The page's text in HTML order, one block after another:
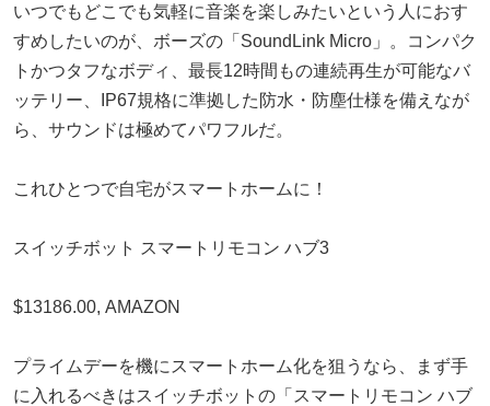
いつでもどこでも気軽に音楽を楽しみたいという人におす
すめしたいのが、ボーズの「SoundLink Micro」。コンパク
トかつタフなボディ、最長12時間もの連続再生が可能なバ
ッテリー、IP67規格に準拠した防水・防塵仕様を備えなが
ら、サウンドは極めてパワフルだ。
これひとつで自宅がスマートホームに！
スイッチボット スマートリモコン ハブ3
$13186.00, AMAZON
プライムデーを機にスマートホーム化を狙うなら、まず手
に入れるべきはスイッチボットの「スマートリモコン ハブ